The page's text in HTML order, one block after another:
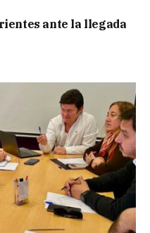
ante la llegada